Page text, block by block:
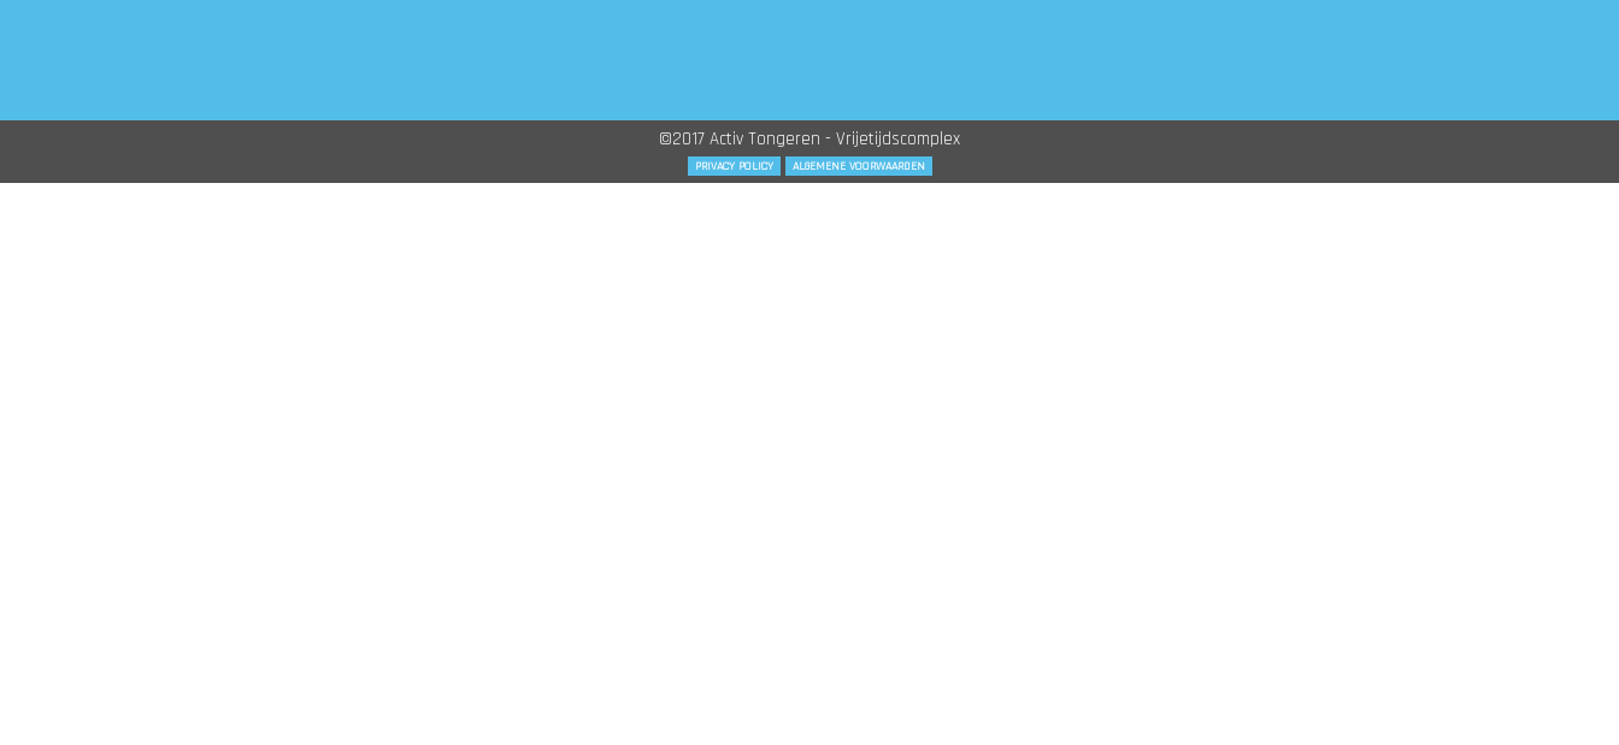
©2017 Activ Tongeren - Vrijetijdscomplex
PRIVACY POLICY ALGEMENE VOORWAARDEN